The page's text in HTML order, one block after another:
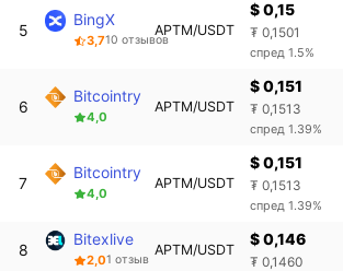
5
BingX
3,710 отзывов
APTM/USDT
$ 0,15
₮ 0,1501
спред 1.5%
6
Bitcointry
4,0
APTM/USDT
$ 0,151
₮ 0,1513
спред 1.39%
7
Bitcointry
4,0
APTM/USDT
$ 0,151
₮ 0,1513
спред 1.39%
8
Bitexlive
2,01 отзыв
APTM/USDT
$ 0,146
₮ 0,1460